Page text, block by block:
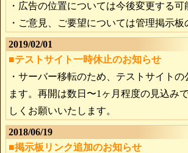
・広告の位置については今後変更する
・ご意見、ご要望については管理掲示
2019/02/01
■テストサイト一時休止のお知らせ
・サーバー移転のため、テストサイト
ます。再開は数日〜1ヶ月程度の見込み
しくお願いいたします。
2018/06/19
■掲示板リンク追加のお知らせ